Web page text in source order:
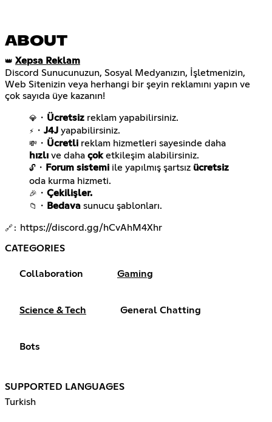
ABOUT
👑 Xepsa Reklam
Discord Sunucunuzun, Sosyal Medyanızın, İşletmenizin,
Web Sitenizin veya herhangi bir şeyin reklamını yapın ve
çok sayıda üye kazanın!
💎 ・ Ücretsiz
⚡ ・ J4J
💸 ・ Ücretli reklam hizmetleri sayesinde daha
hızlı ve daha çok
🔓 ・ Forum sistemi ile yapılmış şartsız ücretsiz
🎉 ・ Çekilişler.
📁 ・ Bedava sunucu şablonları.
🔗: https://discord.gg/hCvAhM4Xhr
CATEGORIES
Collaboration Gaming
Science & Tech General Chatting
Bots
SUPPORTED LANGUAGES
Turkish